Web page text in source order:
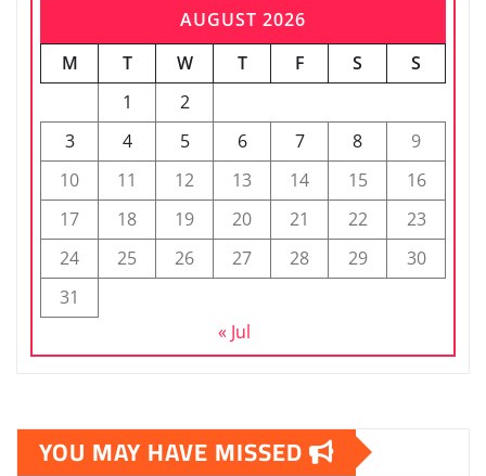
AUGUST 2026
M
T W T F S
S
1
2
3
4 5 6 7 8
9
10
11 12 13 14 15
16
17
18 19 20 21 22
23
24
25 26 27 28 29
30
31
« Jul
YOU MAY HAVE MISSED